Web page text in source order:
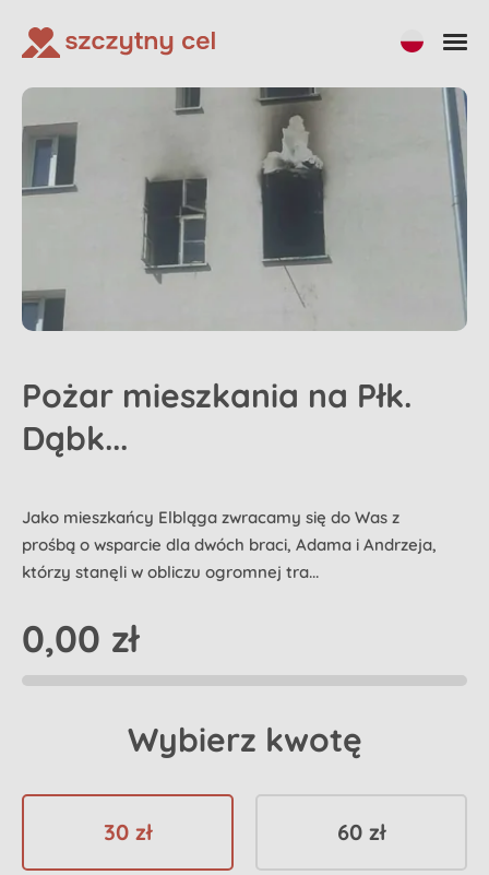
Pożar mieszkania na Płk.
Dąbk...
Jako mieszkańcy Elbląga zwracamy się do Was z
prośbą o wsparcie dla dwóch braci, Adama i Andrzeja,
którzy stanęli w obliczu ogromnej tra...
0,00 zł
Wybierz kwotę
30 zł 60 zł